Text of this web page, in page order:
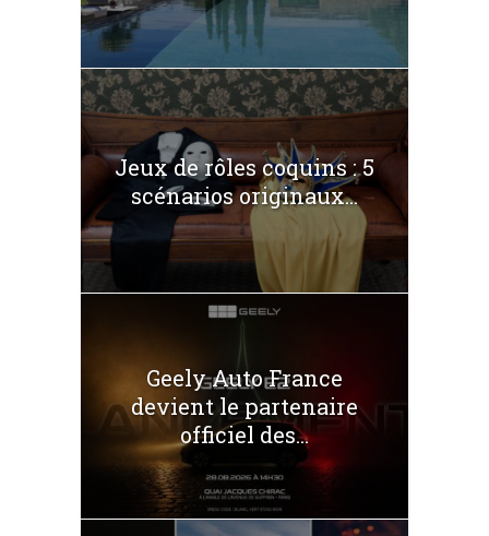
Jeux de rôles coquins : 5
scénarios originaux...
Geely Auto France
devient le partenaire
officiel des...